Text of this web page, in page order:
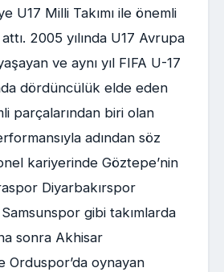
U17 Milli Takımı ile önemli
2005 yılında U17 Avrupa
ve aynı yıl FIFA U-17
dördüncülük elde eden
parçalarından biri olan
adından söz
kariyerinde Göztepe’nin
Diyarbakırspor
gibi takımlarda
sonra Akhisar
Orduspor’da oynayan